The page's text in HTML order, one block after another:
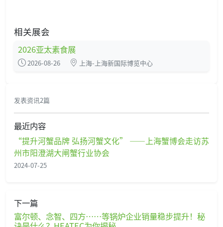
相关展会
2026亚太素食展
2026-08-26 上海-上海新国际博览中心
发表资讯2篇
最近内容
“提升河蟹品牌 弘扬河蟹文化” ——上海蟹博会走访苏
州市阳澄湖大闸蟹行业协会
2024-07-25
下一篇
富尔顿、念智、四方……等锅炉企业销量稳步提升！秘